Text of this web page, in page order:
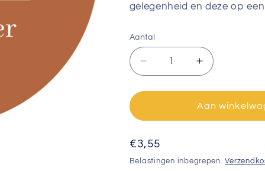
gelegenheid en deze op
Aantal
Aantal
verlagen
voor
Persoonlijke
sticker
stuks
(6,35cm)
Aantal
verhogen
voor
Persoonlijke
sticker
(6,35cm)
Aan
Normale
prijs
€3,55
Belastingen inbegrepen.